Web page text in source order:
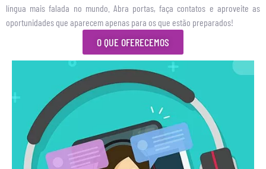
língua mais falada no mundo. Abra portas, faça contatos e aproveite as
oportunidades que aparecem apenas para os que estão preparados!
O QUE OFERECEMOS